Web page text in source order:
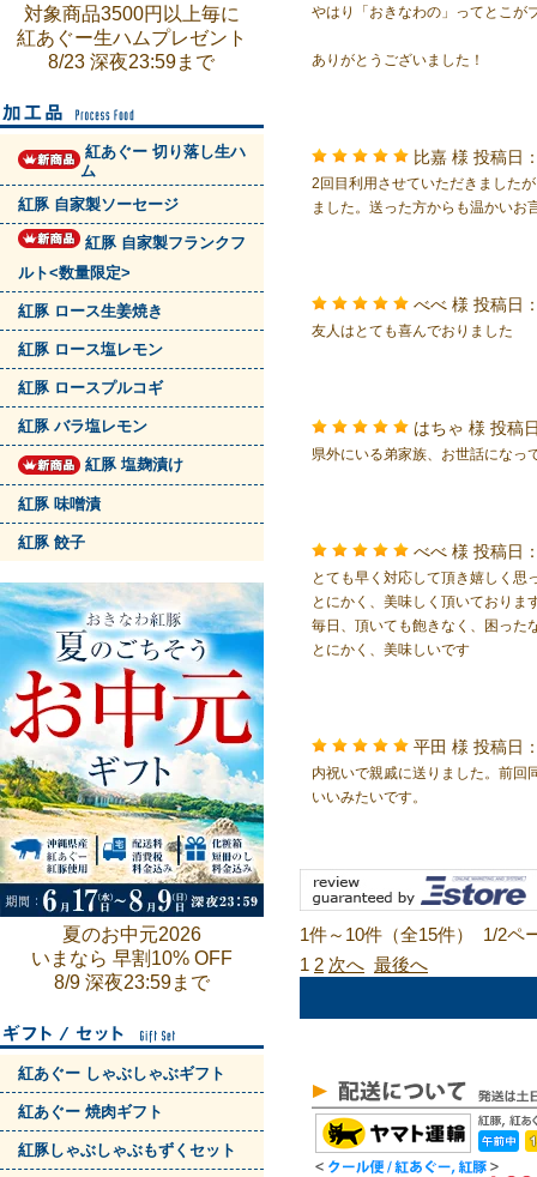
やはり「おきなわの」ってとこが
ありがとうございました！
比嘉 様 投稿日
2回目利用させていただきました
ました。送った方からも温かいお
べべ 様 投稿日
友人はとても喜んでおりました
はちゃ 様 投稿
県外にいる弟家族、お世話になっ
べべ 様 投稿日
とても早く対応して頂き嬉しく思
とにかく、美味しく頂いておりま
毎日、頂いても飽きなく、困った
とにかく、美味しいです
平田 様 投稿日
内祝いで親戚に送りました。前回
いいみたいです。
1件～10件（全15件） 1/2ペ
1 2 次へ 最後へ
対象商品3500円以上毎に
紅あぐー生ハムプレゼント
8/23 深夜23:59まで
紅あぐー 切り落し生ハ
ム
紅豚 自家製ソーセージ
紅豚 自家製フランクフ
ルト<数量限定>
紅豚 ロース生姜焼き
紅豚 ロース塩レモン
紅豚 ロースプルコギ
紅豚 バラ塩レモン
紅豚 塩麹漬け
紅豚 味噌漬
紅豚 餃子
夏のお中元2026
いまなら 早割10% OFF
8/9 深夜23:59まで
紅あぐー しゃぶしゃぶギフト
紅あぐー 焼肉ギフト
紅豚しゃぶしゃぶもずくセット